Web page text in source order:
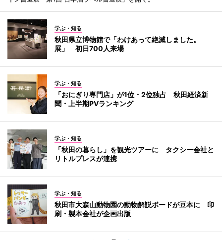
学ぶ・知る
秋田県立博物館で「わけあって絶滅しました。
展」 初日700人来場
学ぶ・知る
「おにぎり専門店」が1位・2位独占 秋田経済新
聞・上半期PVランキング
学ぶ・知る
「秋田の暮らし」を観光ツアーに タクシー会社と
リトルプレスが連携
学ぶ・知る
秋田市大森山動物園の動物解説ボードが豆本に 印
刷・製本会社が企画出版